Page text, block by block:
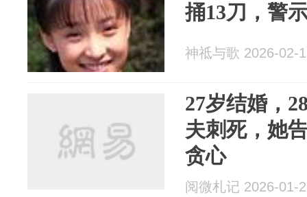
捅13刀，警
神祗与歌 2026-02-
27岁结婚，
夫刺死，她
贪心
阅微札记 2026-01-